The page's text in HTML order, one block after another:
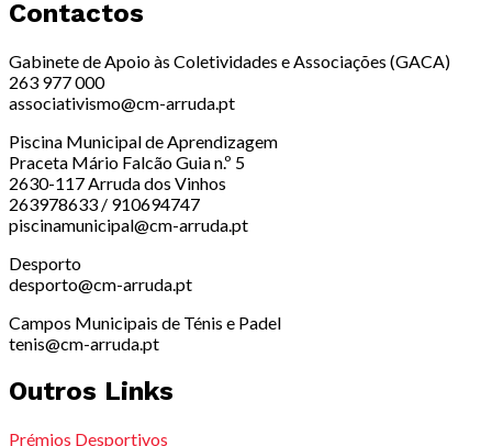
Contactos
Gabinete de Apoio às Coletividades e Associações (GACA)
263 977 000
associativismo@cm-arruda.pt
Piscina Municipal de Aprendizagem
Praceta Mário Falcão Guia n.º 5
2630-117 Arruda dos Vinhos
263978633 / 910694747
piscinamunicipal@cm-arruda.pt
Desporto
desporto@cm-arruda.pt
Campos Municipais de Ténis e Padel
tenis@cm-arruda.pt
Outros Links
Prémios Desportivos